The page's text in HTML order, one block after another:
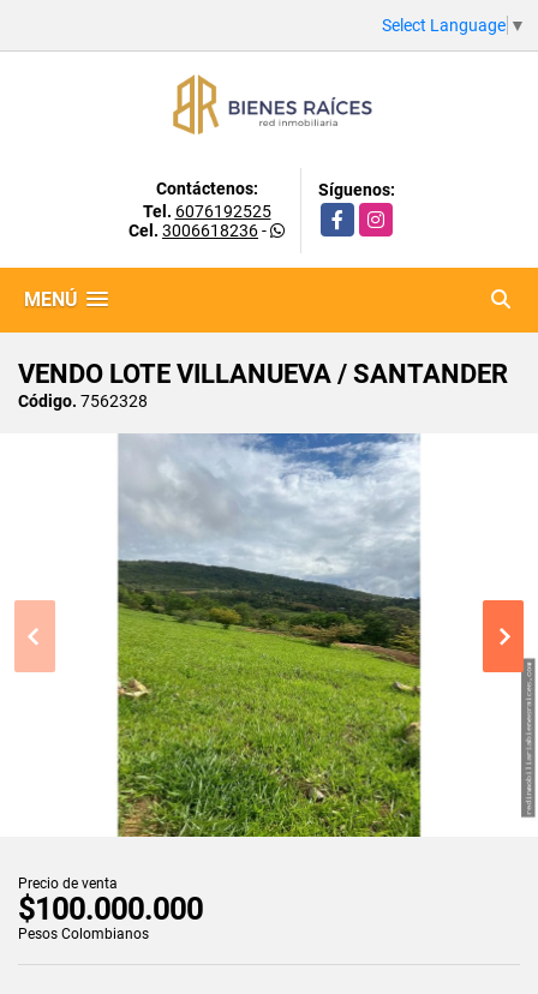
Select Language ▼
Contáctenos:
Tel. 6076192525
Cel. 3006618236-
Síguenos:
FacebookInstagram
MENÚ
VENDO LOTE VILLANUEVA / SANTANDER
Código. 7562328
Precio de venta
$100.000.000
Pesos Colombianos